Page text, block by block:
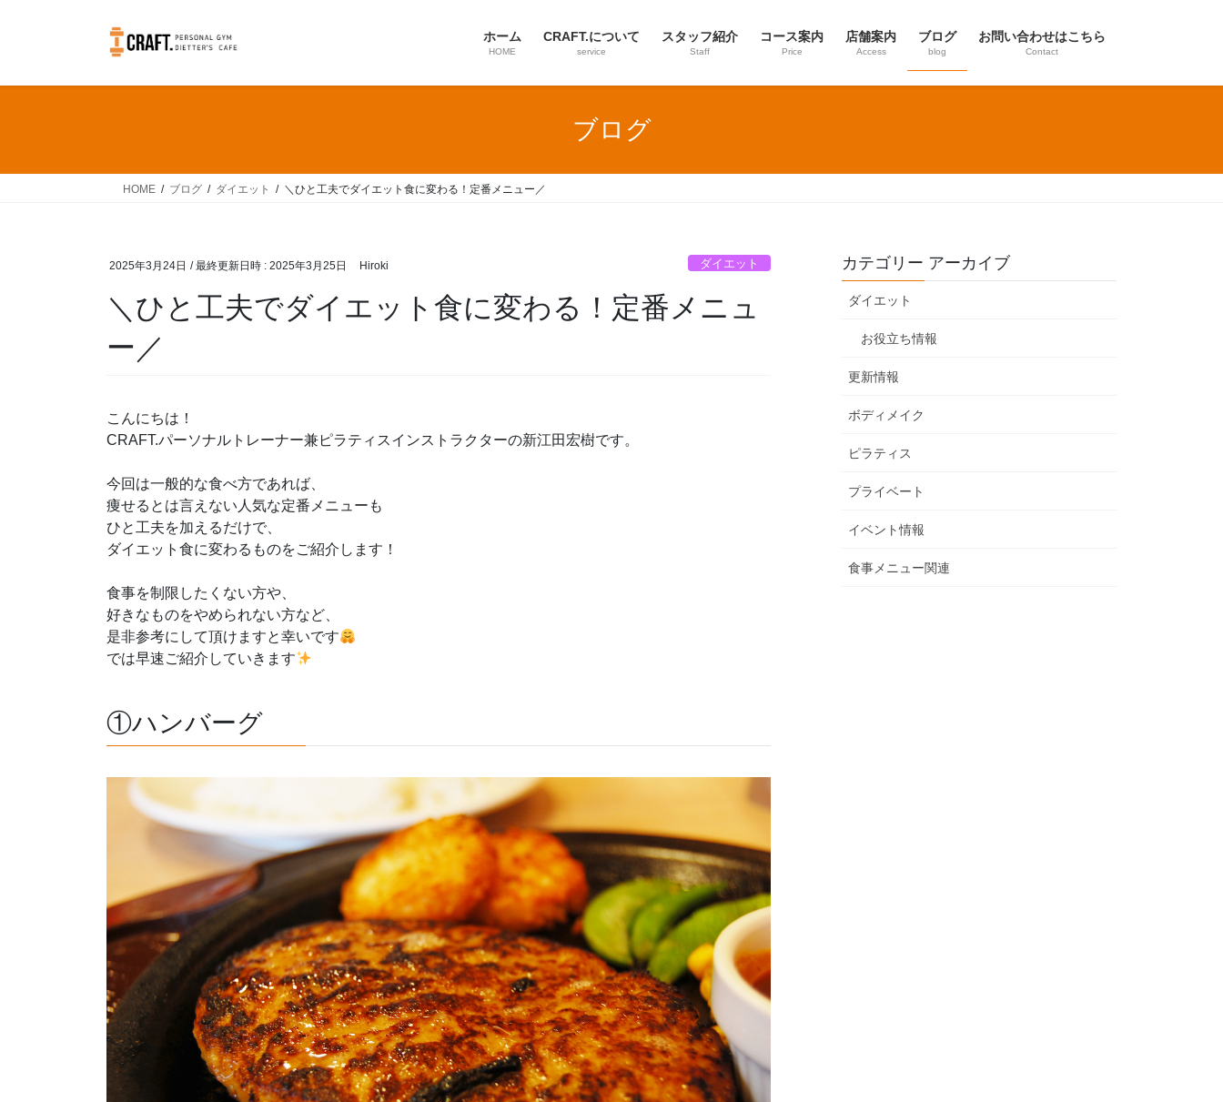
ホーム
HOME
CRAFT.について
service
スタッフ紹介
Staff
コース案内
Price
店舗案内
Access
ブログ
blog
お問い合わせはこちら
Contact
ブログ
HOME ブログ ダイエット ＼ひと工夫でダイエット食に変わる！定番メニュー／
2025年3月24日 / 最終更新日時 : 2025年3月25日 Hiroki ダイエット
＼ひと工夫でダイエット食に変わる！定番メニュ
ー／
こんにちは！
CRAFT.パーソナルトレーナー兼ピラティスインストラクターの新江田宏樹です。
今回は一般的な食べ方であれば、
痩せるとは言えない人気な定番メニューも
ひと工夫を加えるだけで、
ダイエット食に変わるものをご紹介します！
食事を制限したくない方や、
好きなものをやめられない方など、
是非参考にして頂けますと幸いです
では早速ご紹介していきます
①ハンバーグ
カテゴリー アーカイブ
ダイエット
お役立ち情報
更新情報
ボディメイク
ピラティス
プライベート
イベント情報
食事メニュー関連